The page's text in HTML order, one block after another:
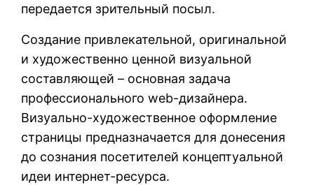
передается зрительный посыл.
Создание привлекательной, оригинальной
и художественно ценной визуальной
составляющей – основная задача
профессионального web-дизайнера.
Визуально-художественное оформление
страницы предназначается для донесения
до сознания посетителей концептуальной
идеи интернет-ресурса.